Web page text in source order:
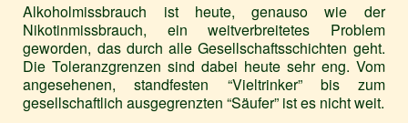
Alkoholmissbrauch ist heute, genauso wie der
Nikotinmissbrauch, ein weitverbreitetes Problem
geworden, das durch alle Gesellschaftsschichten geht.
Die Toleranzgrenzen sind dabei heute sehr eng. Vom
angesehenen, standfesten “Vieltrinker” bis zum
gesellschaftlich ausgegrenzten “Säufer” ist es nicht weit.